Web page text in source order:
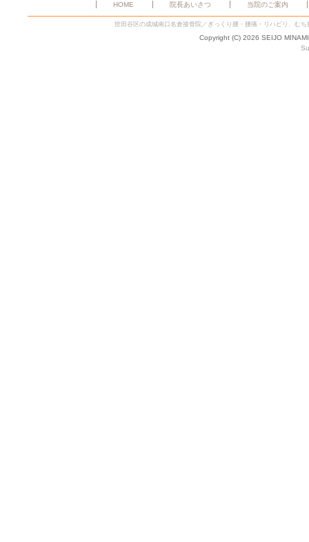
HOME 院長あいさつ 当院のご案内
世田谷区の成城南口名倉接骨院／ぎっくり腰・腰痛・リハビリ、む
Copyright (C) 2026 SEIJO